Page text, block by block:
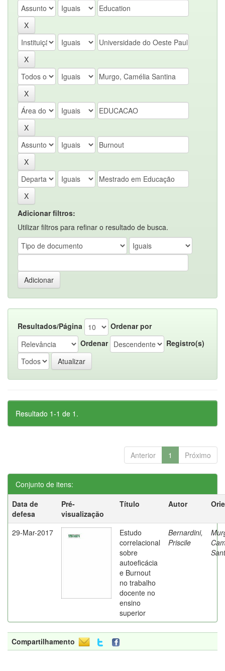
Adicionar filtros:
Utilizar filtros para refinar o resultado de busca.
Resultados/Página
Ordenar por
Ordenar
Registro(s)
Resultado 1-1 de 1.
Anterior 1 Próximo
Conjunto de itens:
Data de
defesa
Pré-
visualização
Título Autor
29-Mar-2017
Estudo
correlacional
sobre
autoeficácia
e Burnout
no trabalho
docente no
ensino
superior
Bernardini,
Priscile
Compartilhamento